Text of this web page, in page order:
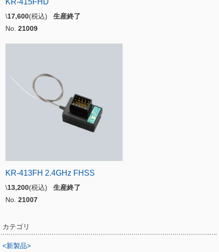
KR-415FHD
\17,600(税込) 生産終了
No. 21009
KR-413FH 2.4GHz FHSS
\13,200(税込) 生産終了
No. 21007
カテゴリ
<新製品>